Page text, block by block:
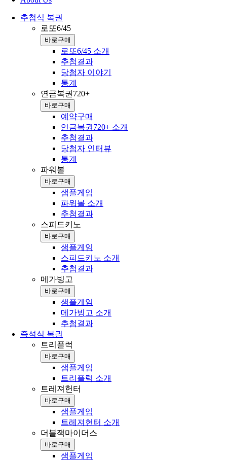
추첨식 복권
로또6/45
바로구매
로또6/45 소개
추첨결과
당첨자 이야기
통계
연금복권720+
바로구매
예약구매
연금복권720+ 소개
추첨결과
당첨자 인터뷰
통계
파워볼
바로구매
샘플게임
파워볼 소개
추첨결과
스피드키노
바로구매
샘플게임
스피드키노 소개
추첨결과
메가빙고
바로구매
샘플게임
메가빙고 소개
추첨결과
즉석식 복권
트리플럭
바로구매
샘플게임
트리플럭 소개
트레져헌터
바로구매
샘플게임
트레져헌터 소개
더블잭마이더스
바로구매
샘플게임